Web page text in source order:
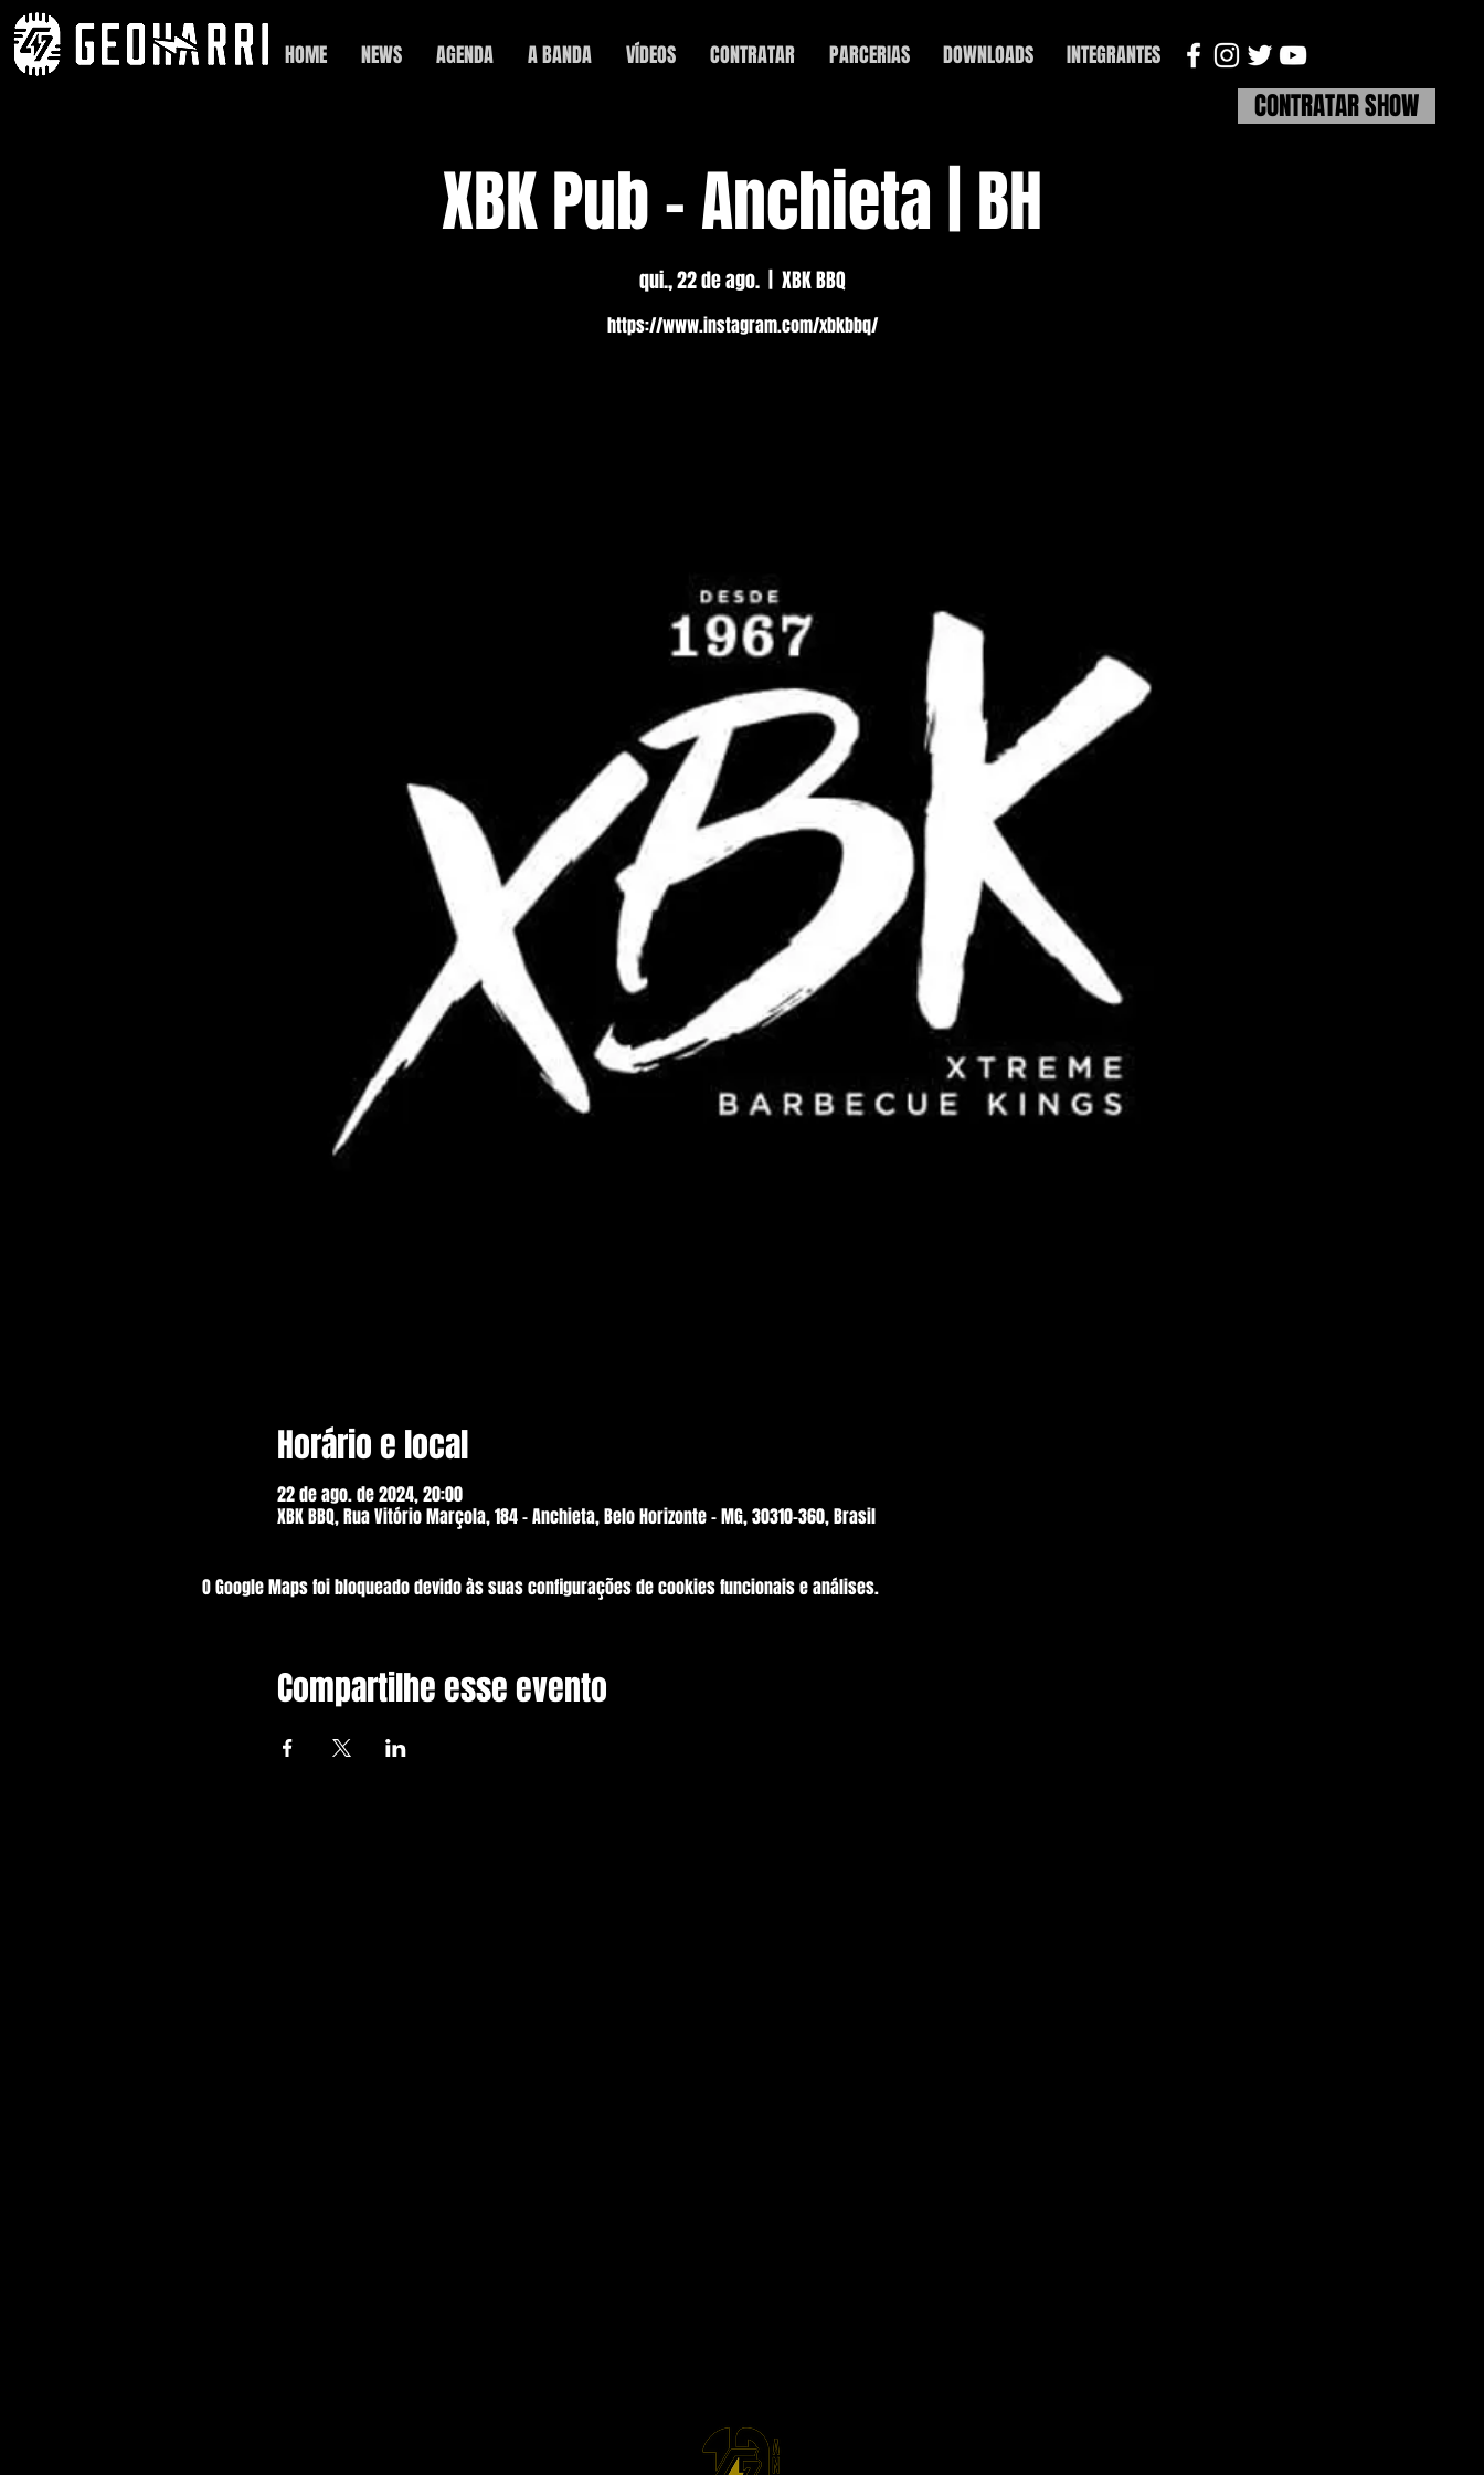
HOME NEWS AGENDA A BANDA VÍDEOS CONTRATAR PARCERIAS DOWNLOADS INTEGRANTES
XBK Pub - Anchieta | BH
qui., 22 de ago.
  |
XBK BBQ
https://www.instagram.com/xbkbbq/
Horário e local
22 de ago. de 2024, 20:00
XBK BBQ, Rua Vitório Marçola, 184 - Anchieta, Belo Horizonte - MG, 30310-360, Brasil
O Google Maps foi bloqueado devido às suas configurações de cookies funcionais e análises.
Compartilhe esse evento
CONTRATAR SHOW